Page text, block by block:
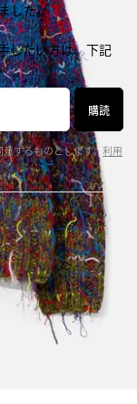
した。
したい方は、下記
購読
するものとします。 利用